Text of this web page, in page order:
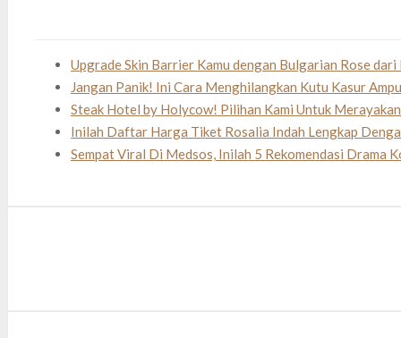
Upgrade Skin Barrier Kamu dengan Bulgarian Rose
Jangan Panik! Ini Cara Menghilangkan Kutu Kasur
Steak Hotel by Holycow! Pilihan Kami Untuk
Inilah Daftar Harga Tiket Rosalia Indah Lengkap
Sempat Viral Di Medsos, Inilah 5 Rekomendasi Drama